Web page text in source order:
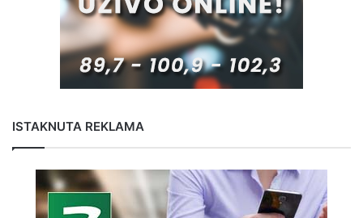
ISTAKNUTA REKLAMA